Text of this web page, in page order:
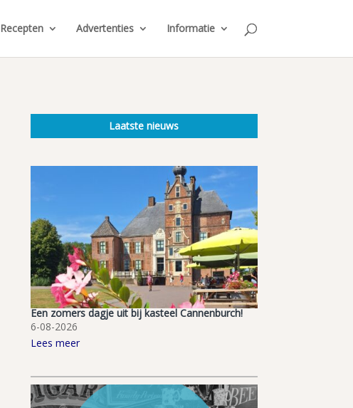
Recepten Advertenties Informatie
Laatste nieuws
Een zomers dagje uit bij kasteel Cannenburch!
6-08-2026
Lees meer